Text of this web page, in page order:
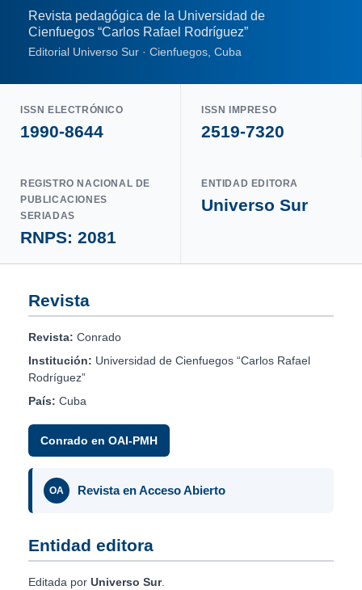
Revista pedagógica de la Universidad de
Cienfuegos “Carlos Rafael Rodríguez”
Editorial Universo Sur · Cienfuegos, Cuba
ISSN ELECTRÓNICO
1990-8644
ISSN IMPRESO
2519-7320
REGISTRO NACIONAL DE
PUBLICACIONES
SERIADAS
RNPS: 2081
ENTIDAD EDITORA
Universo Sur
Revista
Revista: Conrado
Institución: Universidad de Cienfuegos “Carlos Rafael
Rodríguez”
País: Cuba
Conrado en OAI-PMH
OA Revista en Acceso Abierto
Entidad editora
Editada por Universo Sur.